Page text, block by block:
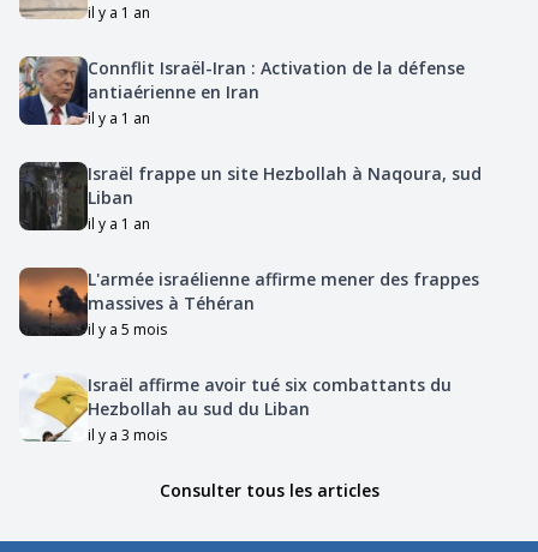
il y a 1 an
Connflit Israël-Iran : Activation de la défense
antiaérienne en Iran
il y a 1 an
Israël frappe un site Hezbollah à Naqoura, sud
Liban
il y a 1 an
L'armée israélienne affirme mener des frappes
massives à Téhéran
il y a 5 mois
Israël affirme avoir tué six combattants du
Hezbollah au sud du Liban
il y a 3 mois
Consulter tous les articles